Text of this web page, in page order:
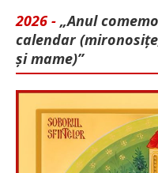
2026 - „Anul
calendar
și mame)”